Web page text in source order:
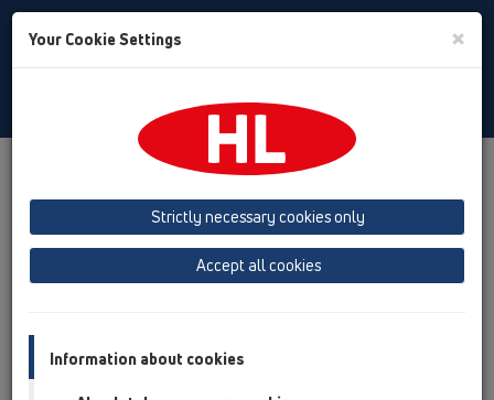
Toggle
Prehľad produktov 08 WC
Prehľad produktov
08 WC
Príslušenstvo
Your Cookie Settings ×
Strictly necessary cookies only
Accept all cookies
Information about cookies